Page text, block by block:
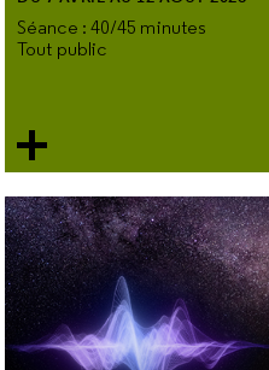
Séance : 40/45 minutes
Tout public